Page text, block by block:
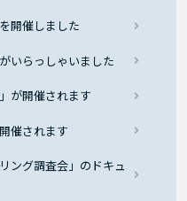
開催しました
いらっしゃいました
が開催されます
催されます
ング調査会」のドキュ